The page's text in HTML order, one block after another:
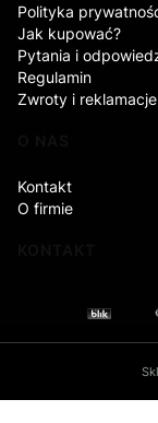
Polityka
Jak kupować?
Pytania i
Regulamin
Zwroty i reklamacje
Kontakt
O firmie